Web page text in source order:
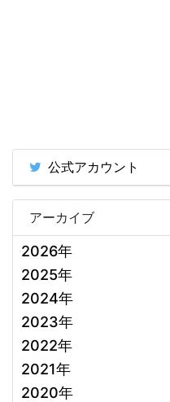
公式アカウント
アーカイブ
2026年
2025年
2024年
2023年
2022年
2021年
2020年